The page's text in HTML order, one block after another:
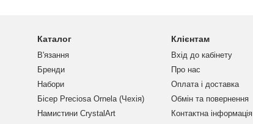
Каталог
В'язання
Бренди
Набори
Бісер Preciosa Ornela (Чехія)
Намистини CrystalArt
Клієнтам
Вхід до кабінету
Про нас
Оплата і доставка
Обмін та повернення
Контактна інформація